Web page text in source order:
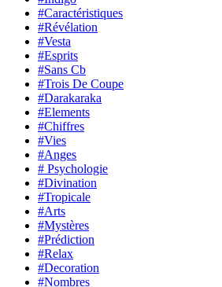
#Caractéristiques
#Révélation
#Vesta
#Esprits
#Sans Cb
#Trois De Coupe
#Darakaraka
#Elements
#Chiffres
#Vies
#Anges
# Psychologie
#Divination
#Tropicale
#Arts
#Mystères
#Prédiction
#Relax
#Decoration
#Nombres